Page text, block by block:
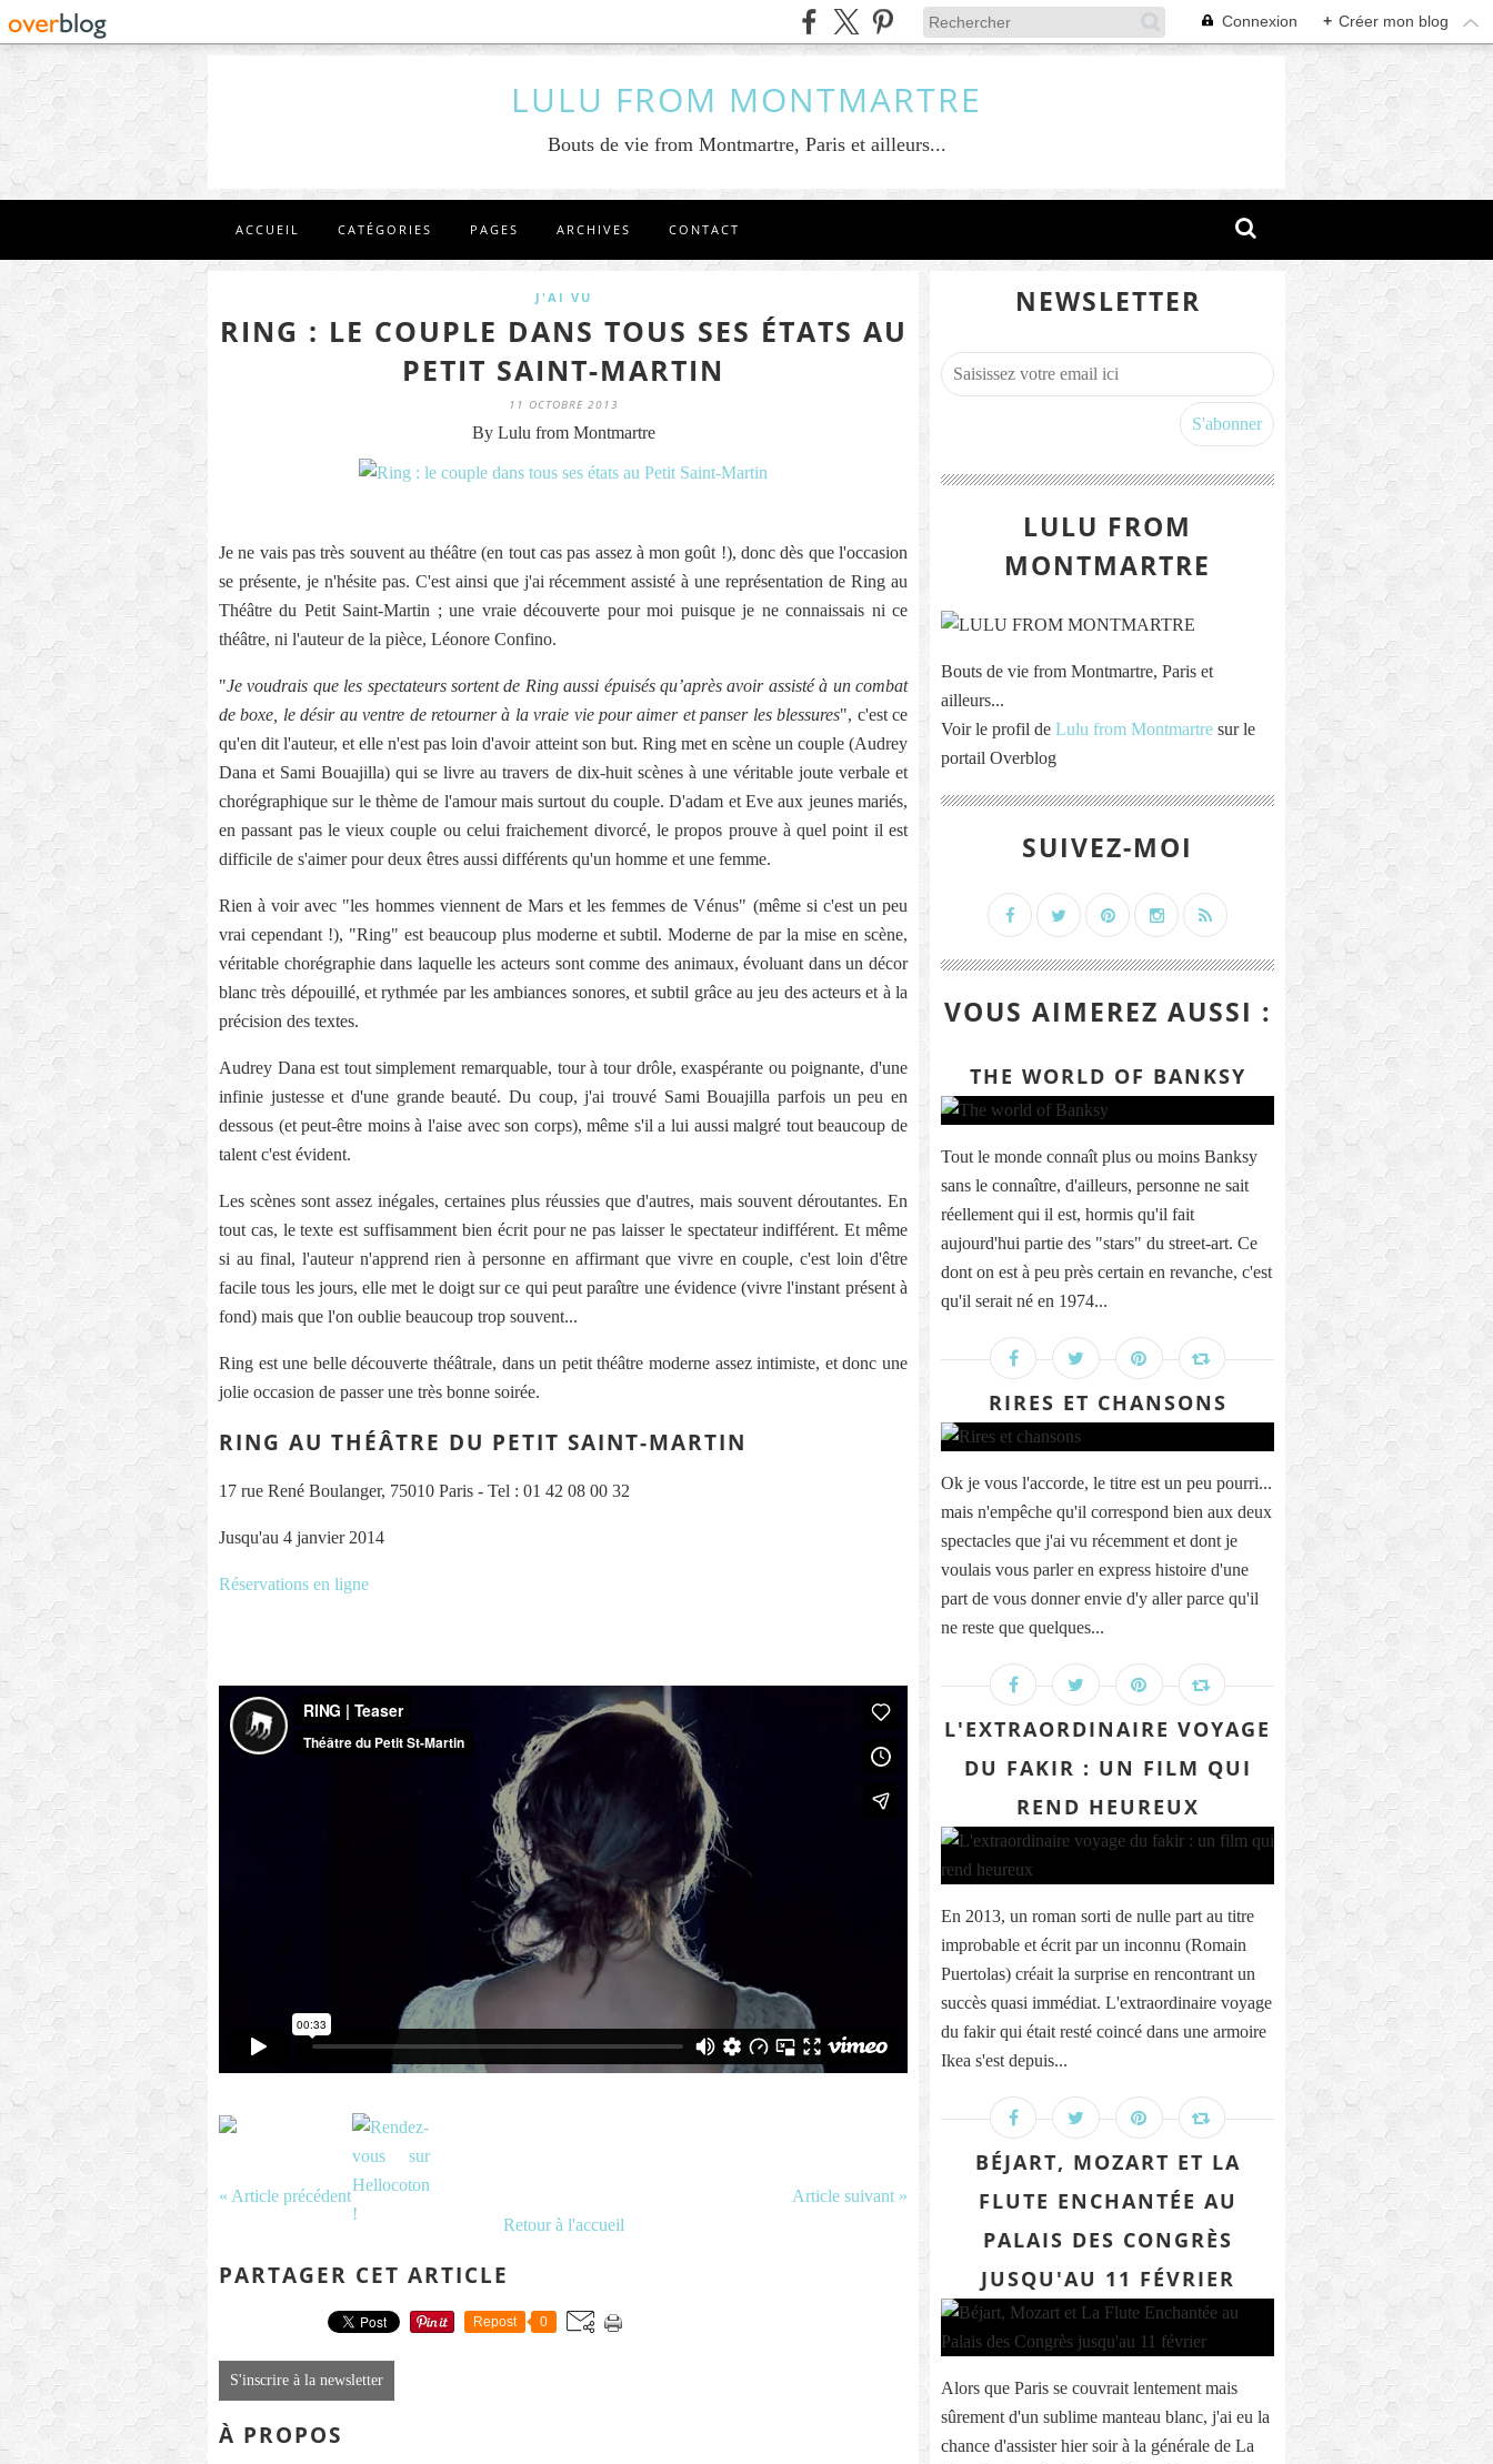
Connexion + Créer mon blog
LULU FROM MONTMARTRE
Bouts de vie from Montmartre, Paris et ailleurs...
ACCUEIL CATÉGORIES PAGES ARCHIVES CONTACT
J'AI VU
RING : LE COUPLE DANS TOUS SES ÉTATS AU
PETIT SAINT-MARTIN
11 OCTOBRE 2013
By Lulu from Montmartre
Je ne vais pas très souvent au théâtre (en tout cas pas assez à mon goût !), donc dès que l'occasion
se présente, je n'hésite pas. C'est ainsi que j'ai récemment assisté à une représentation de Ring au
Théâtre du Petit Saint-Martin ; une vraie découverte pour moi puisque je ne connaissais ni ce
théâtre, ni l'auteur de la pièce, Léonore Confino.
"Je voudrais que les spectateurs sortent de Ring aussi épuisés qu’après avoir assisté à un combat
de boxe, le désir au ventre de retourner à la vraie vie pour aimer et panser les blessures", c'est ce
qu'en dit l'auteur, et elle n'est pas loin d'avoir atteint son but. Ring met en scène un couple (Audrey
Dana et Sami Bouajilla) qui se livre au travers de dix-huit scènes à une véritable joute verbale et
chorégraphique sur le thème de l'amour mais surtout du couple. D'adam et Eve aux jeunes mariés,
en passant pas le vieux couple ou celui fraichement divorcé, le propos prouve à quel point il est
difficile de s'aimer pour deux êtres aussi différents qu'un homme et une femme.
Rien à voir avec "les hommes viennent de Mars et les femmes de Vénus" (même si c'est un peu
vrai cependant !), "Ring" est beaucoup plus moderne et subtil. Moderne de par la mise en scène,
véritable chorégraphie dans laquelle les acteurs sont comme des animaux, évoluant dans un décor
blanc très dépouillé, et rythmée par les ambiances sonores, et subtil grâce au jeu des acteurs et à la
précision des textes.
Audrey Dana est tout simplement remarquable, tour à tour drôle, exaspérante ou poignante, d'une
infinie justesse et d'une grande beauté. Du coup, j'ai trouvé Sami Bouajilla parfois un peu en
dessous (et peut-être moins à l'aise avec son corps), même s'il a lui aussi malgré tout beaucoup de
talent c'est évident.
Les scènes sont assez inégales, certaines plus réussies que d'autres, mais souvent déroutantes. En
tout cas, le texte est suffisamment bien écrit pour ne pas laisser le spectateur indifférent. Et même
si au final, l'auteur n'apprend rien à personne en affirmant que vivre en couple, c'est loin d'être
facile tous les jours, elle met le doigt sur ce qui peut paraître une évidence (vivre l'instant présent à
fond) mais que l'on oublie beaucoup trop souvent...
Ring est une belle découverte théâtrale, dans un petit théâtre moderne assez intimiste, et donc une
jolie occasion de passer une très bonne soirée.
RING AU THÉÂTRE DU PETIT SAINT-MARTIN
17 rue René Boulanger, 75010 Paris - Tel : 01 42 08 00 32
Jusqu'au 4 janvier 2014
Réservations en ligne
« Article précédent
Article suivant »
Retour à l'accueil
PARTAGER CET ARTICLE
Repost 0
S'inscrire à la newsletter
À PROPOS
NEWSLETTER
LULU FROM
MONTMARTRE
Bouts de vie from Montmartre, Paris et
ailleurs...
Voir le profil de Lulu from Montmartre sur le
portail Overblog
SUIVEZ-MOI
VOUS AIMEREZ AUSSI :
THE WORLD OF BANKSY
Tout le monde connaît plus ou moins Banksy
sans le connaître, d'ailleurs, personne ne sait
réellement qui il est, hormis qu'il fait
aujourd'hui partie des "stars" du street-art. Ce
dont on est à peu près certain en revanche, c'est
qu'il serait né en 1974...
RIRES ET CHANSONS
Ok je vous l'accorde, le titre est un peu pourri...
mais n'empêche qu'il correspond bien aux deux
spectacles que j'ai vu récemment et dont je
voulais vous parler en express histoire d'une
part de vous donner envie d'y aller parce qu'il
ne reste que quelques...
L'EXTRAORDINAIRE VOYAGE
DU FAKIR : UN FILM QUI
REND HEUREUX
En 2013, un roman sorti de nulle part au titre
improbable et écrit par un inconnu (Romain
Puertolas) créait la surprise en rencontrant un
succès quasi immédiat. L'extraordinaire voyage
du fakir qui était resté coincé dans une armoire
Ikea s'est depuis...
BÉJART, MOZART ET LA
FLUTE ENCHANTÉE AU
PALAIS DES CONGRÈS
JUSQU'AU 11 FÉVRIER
Alors que Paris se couvrait lentement mais
sûrement d'un sublime manteau blanc, j'ai eu la
chance d'assister hier soir à la générale de La